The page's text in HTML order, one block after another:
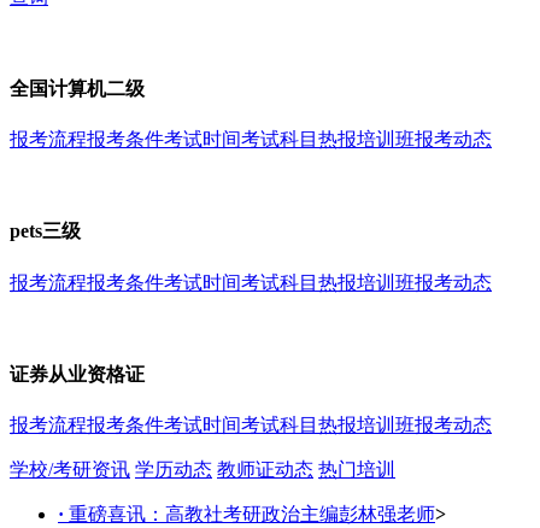
全国计算机二级
报考流程报考条件考试时间考试科目 热报培训班报考动态
pets三级
报考流程报考条件考试时间考试科目 热报培训班报考动态
证券从业资格证
报考流程报考条件考试时间考试科目 热报培训班报考动态
学校/考研资讯 学历动态 教师证动态 热门培训
· 重磅喜讯：高教社考研政治主编彭林强老师>